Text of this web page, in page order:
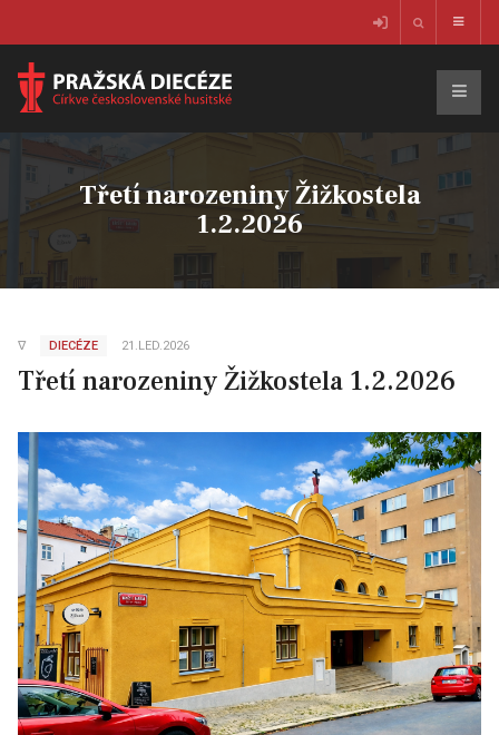
Třetí narozeniny Žižkostela
1.2.2026
∇ DIECÉZE 21.LED.2026
Třetí narozeniny Žižkostela 1.2.2026